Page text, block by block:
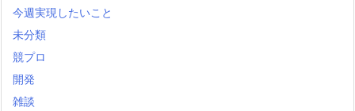
今週実現したいこと
未分類
競プロ
開発
雑談